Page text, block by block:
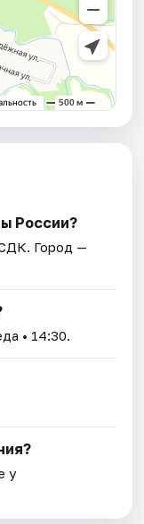
России?
. Город —
• 14:30.
у